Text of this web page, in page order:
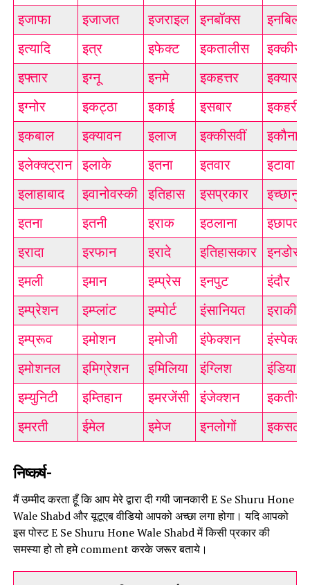
इजाफा
इजाजत इजराइल इनबॉक्स
इनबिल्ट
इत्यादि
इत्र इफेक्ट इकतालीस
इक्कीस
इफ्तार
इग्नू इनमे इकहत्तर
इक्यासी
इग्नोर
इकट्ठा इकाई इसबार
इकहरी
इकबाल
इक्यावन इलाज इक्कीसवीं
इकौना
इलेक्क्ट्रान
इलाके इतना इतवार
इटावा
इलाहाबाद
इवानोवस्की इतिहास इसप्रकार
इतना
इतनी इराक इठलाना
इछापत्र
इरादा
इरफान इरादे इतिहासकार
इनडोर
इमली
इमान इम्प्रेस इनपुट
इंदौर
इम्प्रेशन
इम्प्लांट इम्पोर्ट इंसानियत
इराकी
इम्प्रूव
इमोशन इमोजी इंफेक्शन
इंस्पेक्टर
इमोशनल
इमिग्रेशन इमिलिया इंग्लिश
इंडिया
इम्युनिटी
इम्तिहान इमरजेंसी इंजेक्शन
इकतीस
इमरती
ईमेल इमेज इनलोगों इकसठ
निष्कर्ष-
मैं उम्मीद करता हूँ कि आप मेरे द्वारा दी गयी जानकारी E Se Shuru Hone
Wale Shabd और यूटूएब वीडियो आपको अच्छा लगा होगा। यदि आपको
इस पोस्ट E Se Shuru Hone Wale Shabd में किसी प्रकार की
समस्या हो तो हमे comment करके जरूर बताये।